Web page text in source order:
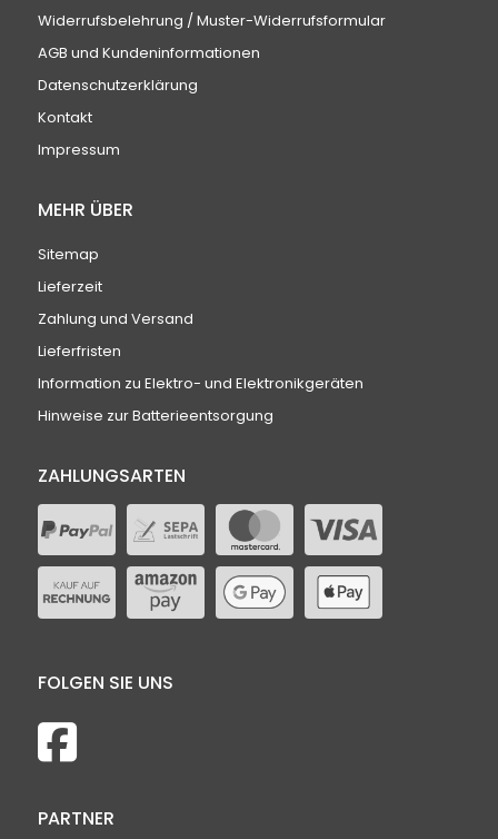
Widerrufsbelehrung / Muster-Widerrufsformular
AGB und Kundeninformationen
Datenschutzerklärung
Kontakt
Impressum
MEHR ÜBER
Sitemap
Lieferzeit
Zahlung und Versand
Lieferfristen
Information zu Elektro- und Elektronikgeräten
Hinweise zur Batterieentsorgung
ZAHLUNGSARTEN
FOLGEN SIE UNS
PARTNER